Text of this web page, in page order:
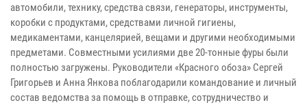
автомобили, технику, средства связи, генераторы, инструменты,
коробки с продуктами, средствами личной гигиены,
медикаментами, канцелярией, вещами и другими необходимыми
предметами. Совместными усилиями две 20-тонные фуры были
полностью загружены. Руководители «Красного обоза» Сергей
Григорьев и Анна Янкова поблагодарили командование и личный
состав ведомства за помощь в отправке, сотрудничество и